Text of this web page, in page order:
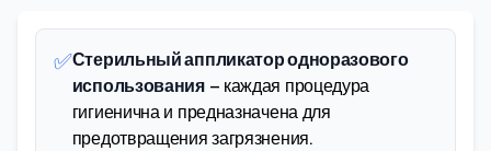
✅Стерильный аппликатор одноразового
использования– каждая процедура
гигиенична и предназначена для
предотвращения загрязнения.